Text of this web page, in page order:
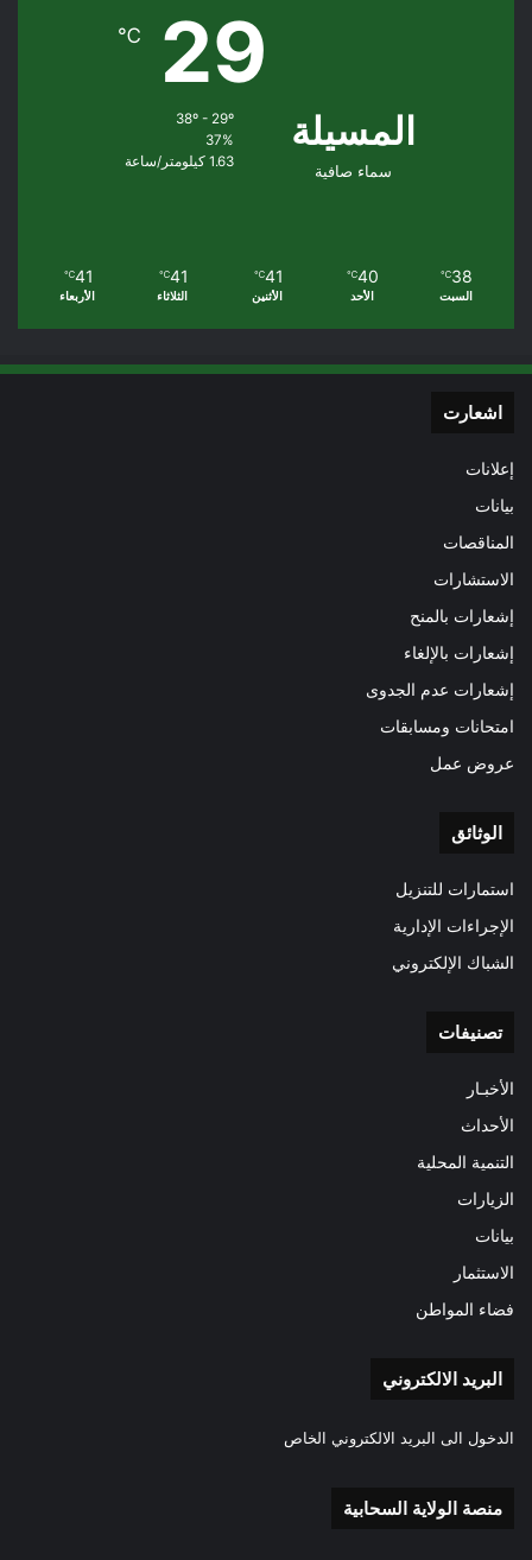
المسيلة
سماء صافية
29
℃
38º - 29º
37%
1.63 كيلومتر/ساعة
38
℃
السبت
40
℃
الأحد
41
℃
الأثنين
41
℃
الثلاثاء
41
℃
الأربعاء
اشعارت
إعلانات
بيانات
المناقصات
الاستشارات
إشعارات بالمنح
إشعارات بالإلغاء
إشعارات عدم الجدوى
امتحانات ومسابقات
عروض عمل
الوثائق
استمارات للتنزيل
الإجراءات الإدارية
الشباك الإلكتروني
تصنيفات
الأخبـار
الأحداث
التنمية المحلية
الزيارات
بيانات
الاستثمار
فضاء المواطن
البريد الالكتروني
الدخول الى البريد الالكتروني الخاص
منصة الولاية السحابية